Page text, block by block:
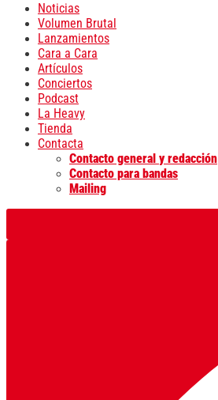
Noticias
Volumen Brutal
Lanzamientos
Cara a Cara
Artículos
Conciertos
Podcast
La Heavy
Tienda
Contacta
Contacto general y redacción
Contacto para bandas
Mailing